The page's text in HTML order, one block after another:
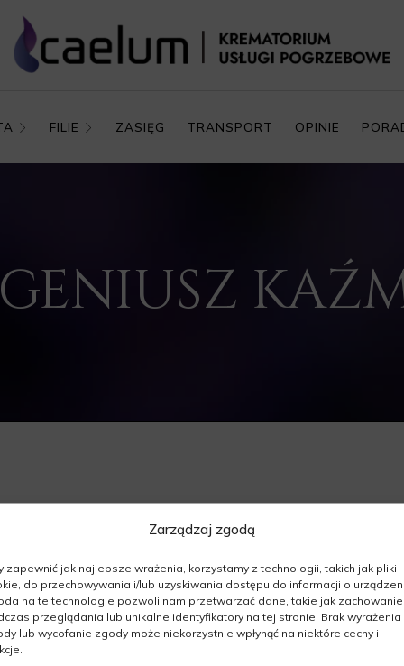
Zarządzaj zgodą
zapewnić jak najlepsze wrażenia, korzystamy z technologii, takich jak pliki
do przechowywania i/lub uzyskiwania dostępu do informacji o
na te technologie pozwoli nam przetwarzać dane, takie jak zachowanie
przeglądania lub unikalne identyfikatory na tej stronie. Brak wyrażenia
lub wycofanie zgody może niekorzystnie wpłynąć na niektóre cechy i
FILIE ZASIĘG TRANSPORT OPINIE
Głębokim żalem zawiadamiamy, że dnia